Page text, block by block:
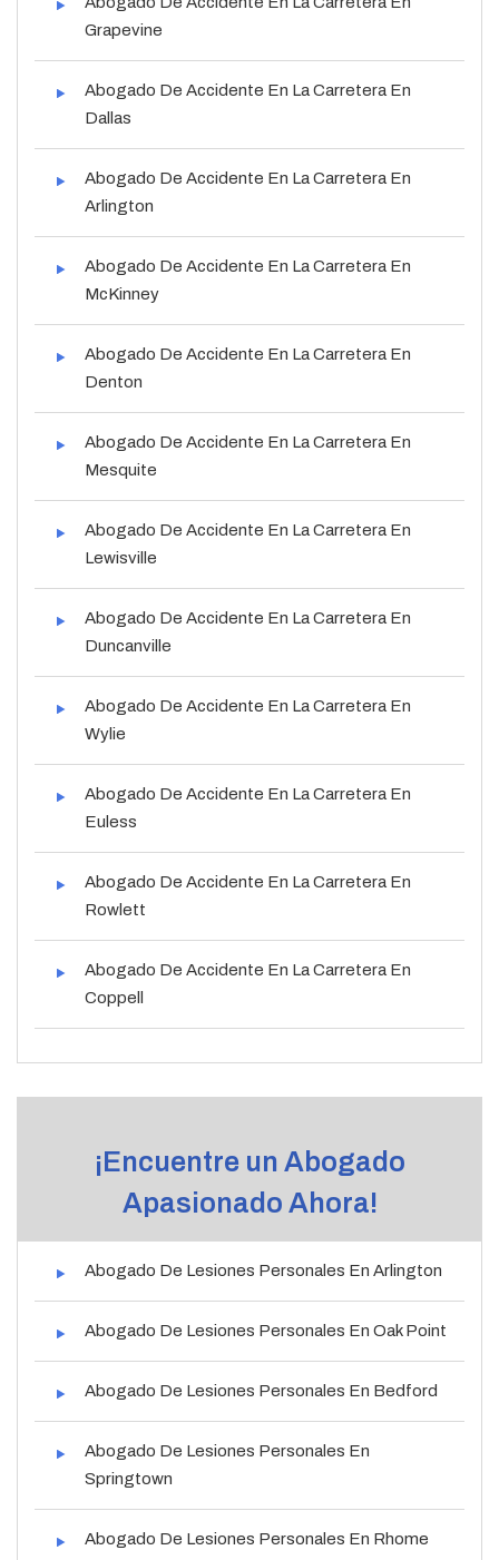
Grapevine
Abogado De Accidente En La Carretera En
Dallas
Abogado De Accidente En La Carretera En
Arlington
Abogado De Accidente En La Carretera En
McKinney
Abogado De Accidente En La Carretera En
Denton
Abogado De Accidente En La Carretera En
Mesquite
Abogado De Accidente En La Carretera En
Lewisville
Abogado De Accidente En La Carretera En
Duncanville
Abogado De Accidente En La Carretera En
Wylie
Abogado De Accidente En La Carretera En
Euless
Abogado De Accidente En La Carretera En
Rowlett
Abogado De Accidente En La Carretera En
Coppell
¡Encuentre un Abogado
Apasionado Ahora!
Abogado De Lesiones Personales En Arlington
Abogado De Lesiones Personales En Oak Point
Abogado De Lesiones Personales En Bedford
Abogado De Lesiones Personales En
Springtown
Abogado De Lesiones Personales En Rhome